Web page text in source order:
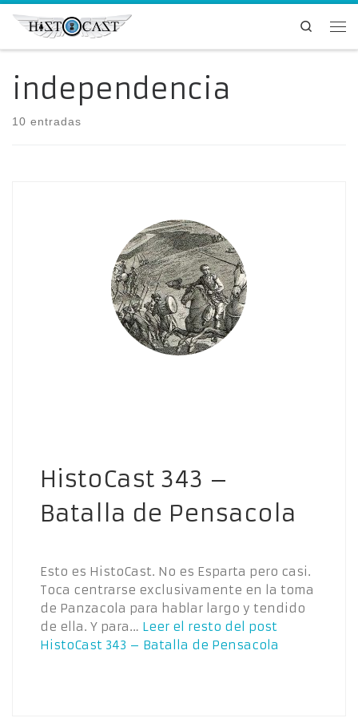
Saltar al contenido
Search
independencia
10 entradas
HistoCast 343 –
Batalla de Pensacola
Esto es HistoCast. No es Esparta pero casi.
Toca centrarse exclusivamente en la toma
de Panzacola para hablar largo y tendido
de ella. Y para… Leer el resto del post
HistoCast 343 – Batalla de Pensacola